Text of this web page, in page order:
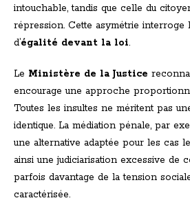
intouchable, tandis que celle du
répression. Cette asymétrie interroge
d’égalité devant la loi.
Le Ministère de la Justice
encourage une approche
Toutes les insultes ne méritent pas
identique. La médiation pénale, par
une alternative adaptée pour les cas
ainsi une judiciarisation excessive de
parfois davantage de la tension
caractérisée.